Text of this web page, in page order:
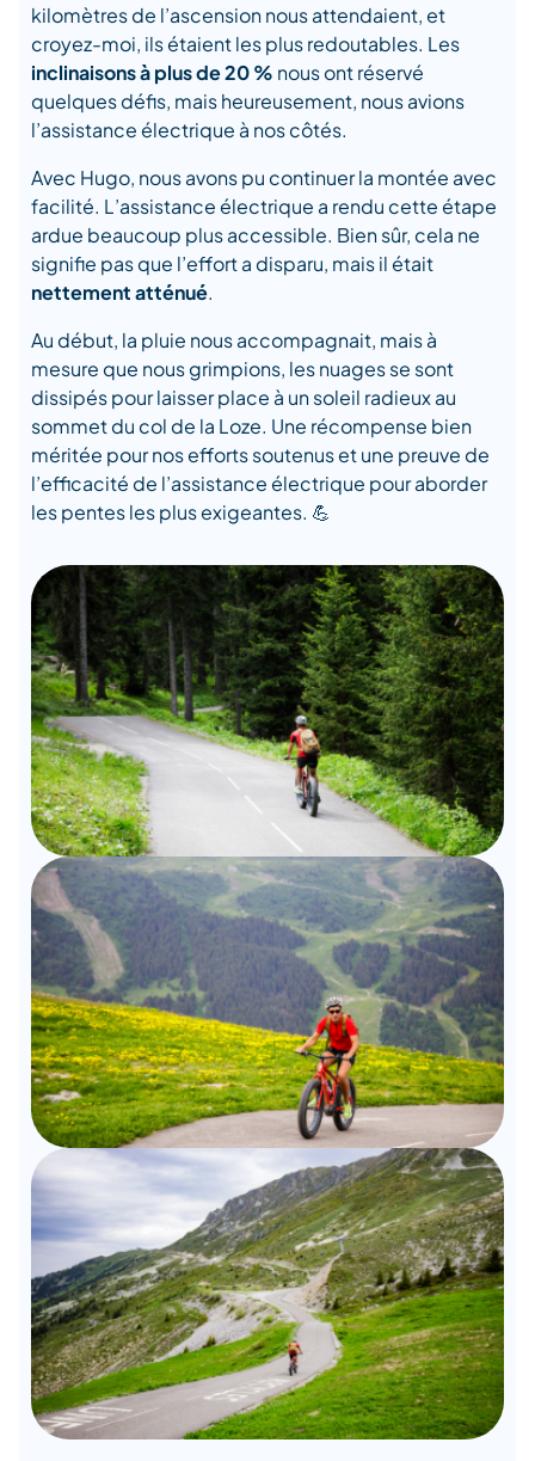
kilomètres de l’ascension nous attendaient, et
croyez-moi, ils étaient les plus redoutables. Les
inclinaisons à plus de 20 % nous ont réservé
quelques défis, mais heureusement, nous avions
l’assistance électrique à nos côtés.
Avec Hugo, nous avons pu continuer la montée avec
facilité. L’assistance électrique a rendu cette étape
ardue beaucoup plus accessible. Bien sûr, cela ne
signifie pas que l’effort a disparu, mais il était
nettement atténué.
Au début, la pluie nous accompagnait, mais à
mesure que nous grimpions, les nuages se sont
dissipés pour laisser place à un soleil radieux au
sommet du col de la Loze. Une récompense bien
méritée pour nos efforts soutenus et une preuve de
l’efficacité de l’assistance électrique pour aborder
les pentes les plus exigeantes. 💪